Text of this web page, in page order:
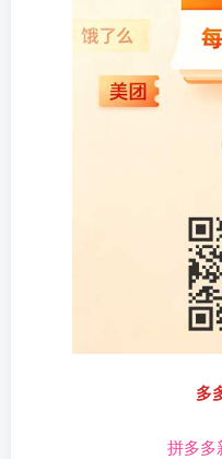
多
拼多多